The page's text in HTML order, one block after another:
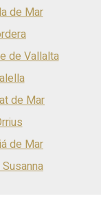
de Mar
de Vallalta
de Mar
de Mar